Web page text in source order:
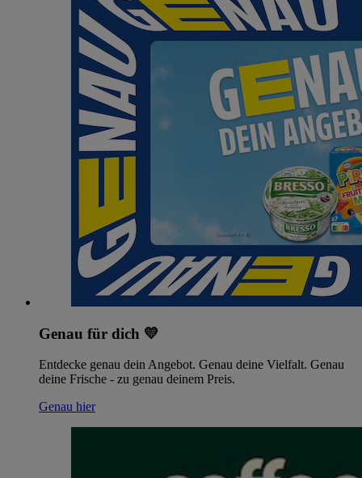
Genau für dich 💛
Entdecke genau dein Angebot. Genau deine Vielfalt. Genau
deine Frische - zu genau deinem Preis.
Genau hier